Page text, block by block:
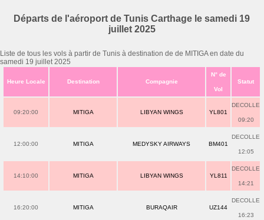
Départs de l'aéroport de Tunis Carthage le samedi 19
juillet 2025
Liste de tous les vols à partir de Tunis à destination de de MITIGA en date du
samedi 19 juillet 2025
Heure Locale Destination Compagnie
N° de
Vol
Statut
09:20:00 MITIGA LIBYAN WINGS YL801
DECOLLE
09:20
12:00:00 MITIGA MEDYSKY AIRWAYS BM401
DECOLLE
12:05
14:10:00 MITIGA LIBYAN WINGS YL811
DECOLLE
14:21
16:20:00 MITIGA BURAQAIR UZ144
DECOLLE
16:23